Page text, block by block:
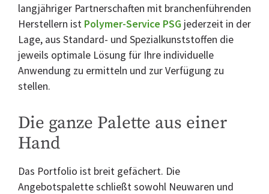
langjähriger Partnerschaften mit branchenführenden
Herstellern ist Polymer-Service PSG jederzeit in der
Lage, aus Standard- und Spezialkunststoffen die
jeweils optimale Lösung für Ihre individuelle
Anwendung zu ermitteln und zur Verfügung zu
stellen.
Die ganze Palette aus einer
Hand
Das Portfolio ist breit gefächert. Die
Angebotspalette schließt sowohl Neuwaren und